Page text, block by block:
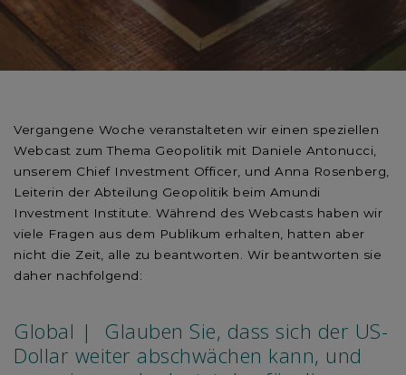
Vergangene Woche veranstalteten wir einen speziellen
Webcast zum Thema Geopolitik mit Daniele Antonucci,
unserem Chief Investment Officer, und Anna Rosenberg,
Leiterin der Abteilung Geopolitik beim Amundi
Investment Institute. Während des Webcasts haben wir
viele Fragen aus dem Publikum erhalten, hatten aber
nicht die Zeit, alle zu beantworten. Wir beantworten sie
daher nachfolgend:
Global | Glauben Sie, dass sich der US-
Dollar weiter abschwächen kann, und